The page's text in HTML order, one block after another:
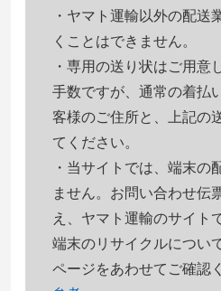
・ヤマト運輸以外の配送
くことはできません。
・専用の送り状はご用意
手数ですが、通常の着払
客様のご住所と、上記の
てください。
・当サイトでは、端末の
ません。お問い合わせ伝
え、ヤマト運輸のサイト
端末のリサイクルについ
ページをあわせてご確認